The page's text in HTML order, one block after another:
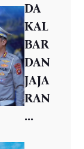
DA
KAL
BAR
DAN
JAJA
RAN
...